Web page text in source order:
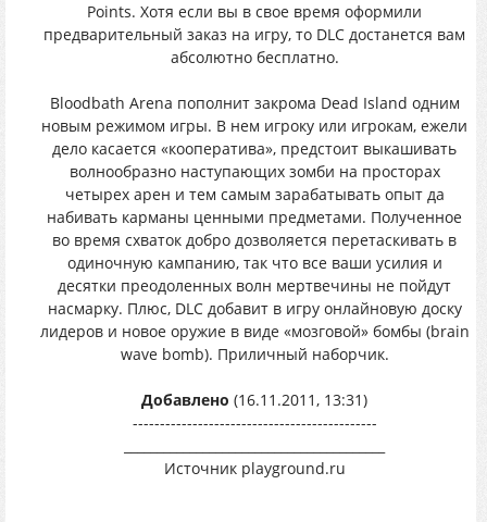
Points. Хотя если вы в свое время оформили
предварительный заказ на игру, то DLC достанется вам
абсолютно бесплатно.
Bloodbath Arena пополнит закрома Dead Island одним
новым режимом игры. В нем игроку или игрокам, ежели
дело касается «кооператива», предстоит выкашивать
волнообразно наступающих зомби на просторах
четырех арен и тем самым зарабатывать опыт да
набивать карманы ценными предметами. Полученное
во время схваток добро дозволяется перетаскивать в
одиночную кампанию, так что все ваши усилия и
десятки преодоленных волн мертвечины не пойдут
насмарку. Плюс, DLC добавит в игру онлайновую доску
лидеров и новое оружие в виде «мозговой» бомбы (brain
wave bomb). Приличный наборчик.
Добавлено (16.11.2011, 13:31)
---------------------------------------------
Источник playground.ru